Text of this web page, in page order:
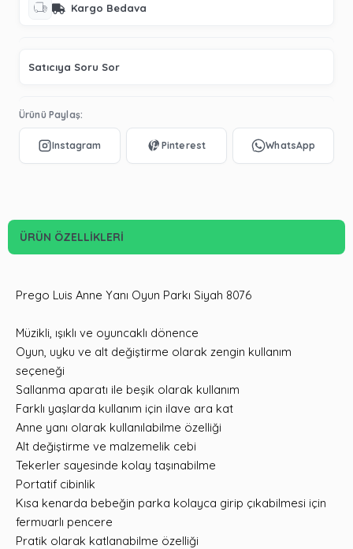
Kargo Bedava
Satıcıya Soru Sor
Ürünü Paylaş:
ÜRÜN ÖZELLIKLERI
Prego Luis Anne Yanı Oyun Parkı Siyah 8076
Müzikli, ışıklı ve oyuncaklı dönence
Oyun, uyku ve alt değiştirme olarak zengin kullanım
seçeneği
Sallanma aparatı ile beşik olarak kullanım
Farklı yaşlarda kullanım için ilave ara kat
Anne yanı olarak kullanılabilme özelliği
Alt değiştirme ve malzemelik cebi
Tekerler sayesinde kolay taşınabilme
Portatif cibinlik
Kısa kenarda bebeğin parka kolayca girip çıkabilmesi için
fermuarlı pencere
Pratik olarak katlanabilme özelliği